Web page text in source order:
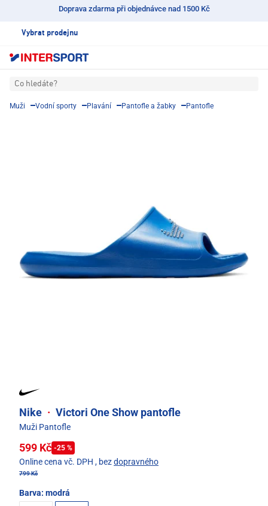
Doprava zdarma při objednávce nad 1500 Kč
Vybrat prodejnu
Co hledáte?
Muži Vodní sporty Plavání Pantofle a žabky Pantofle
Nike · Victori One Show pantofle
Muži Pantofle
599 Kč -25 %
Online cena vč. DPH , bezdopravného
799 Kč
Barva: modrá